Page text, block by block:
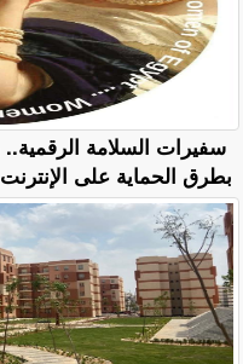
سفيرات السلامة الرقمية..
بطرق الحماية على الإنترنت